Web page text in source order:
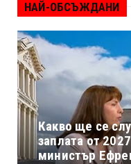
НАЙ-ОБСЪЖДАНИ
Какво ще се
заплата от
министър